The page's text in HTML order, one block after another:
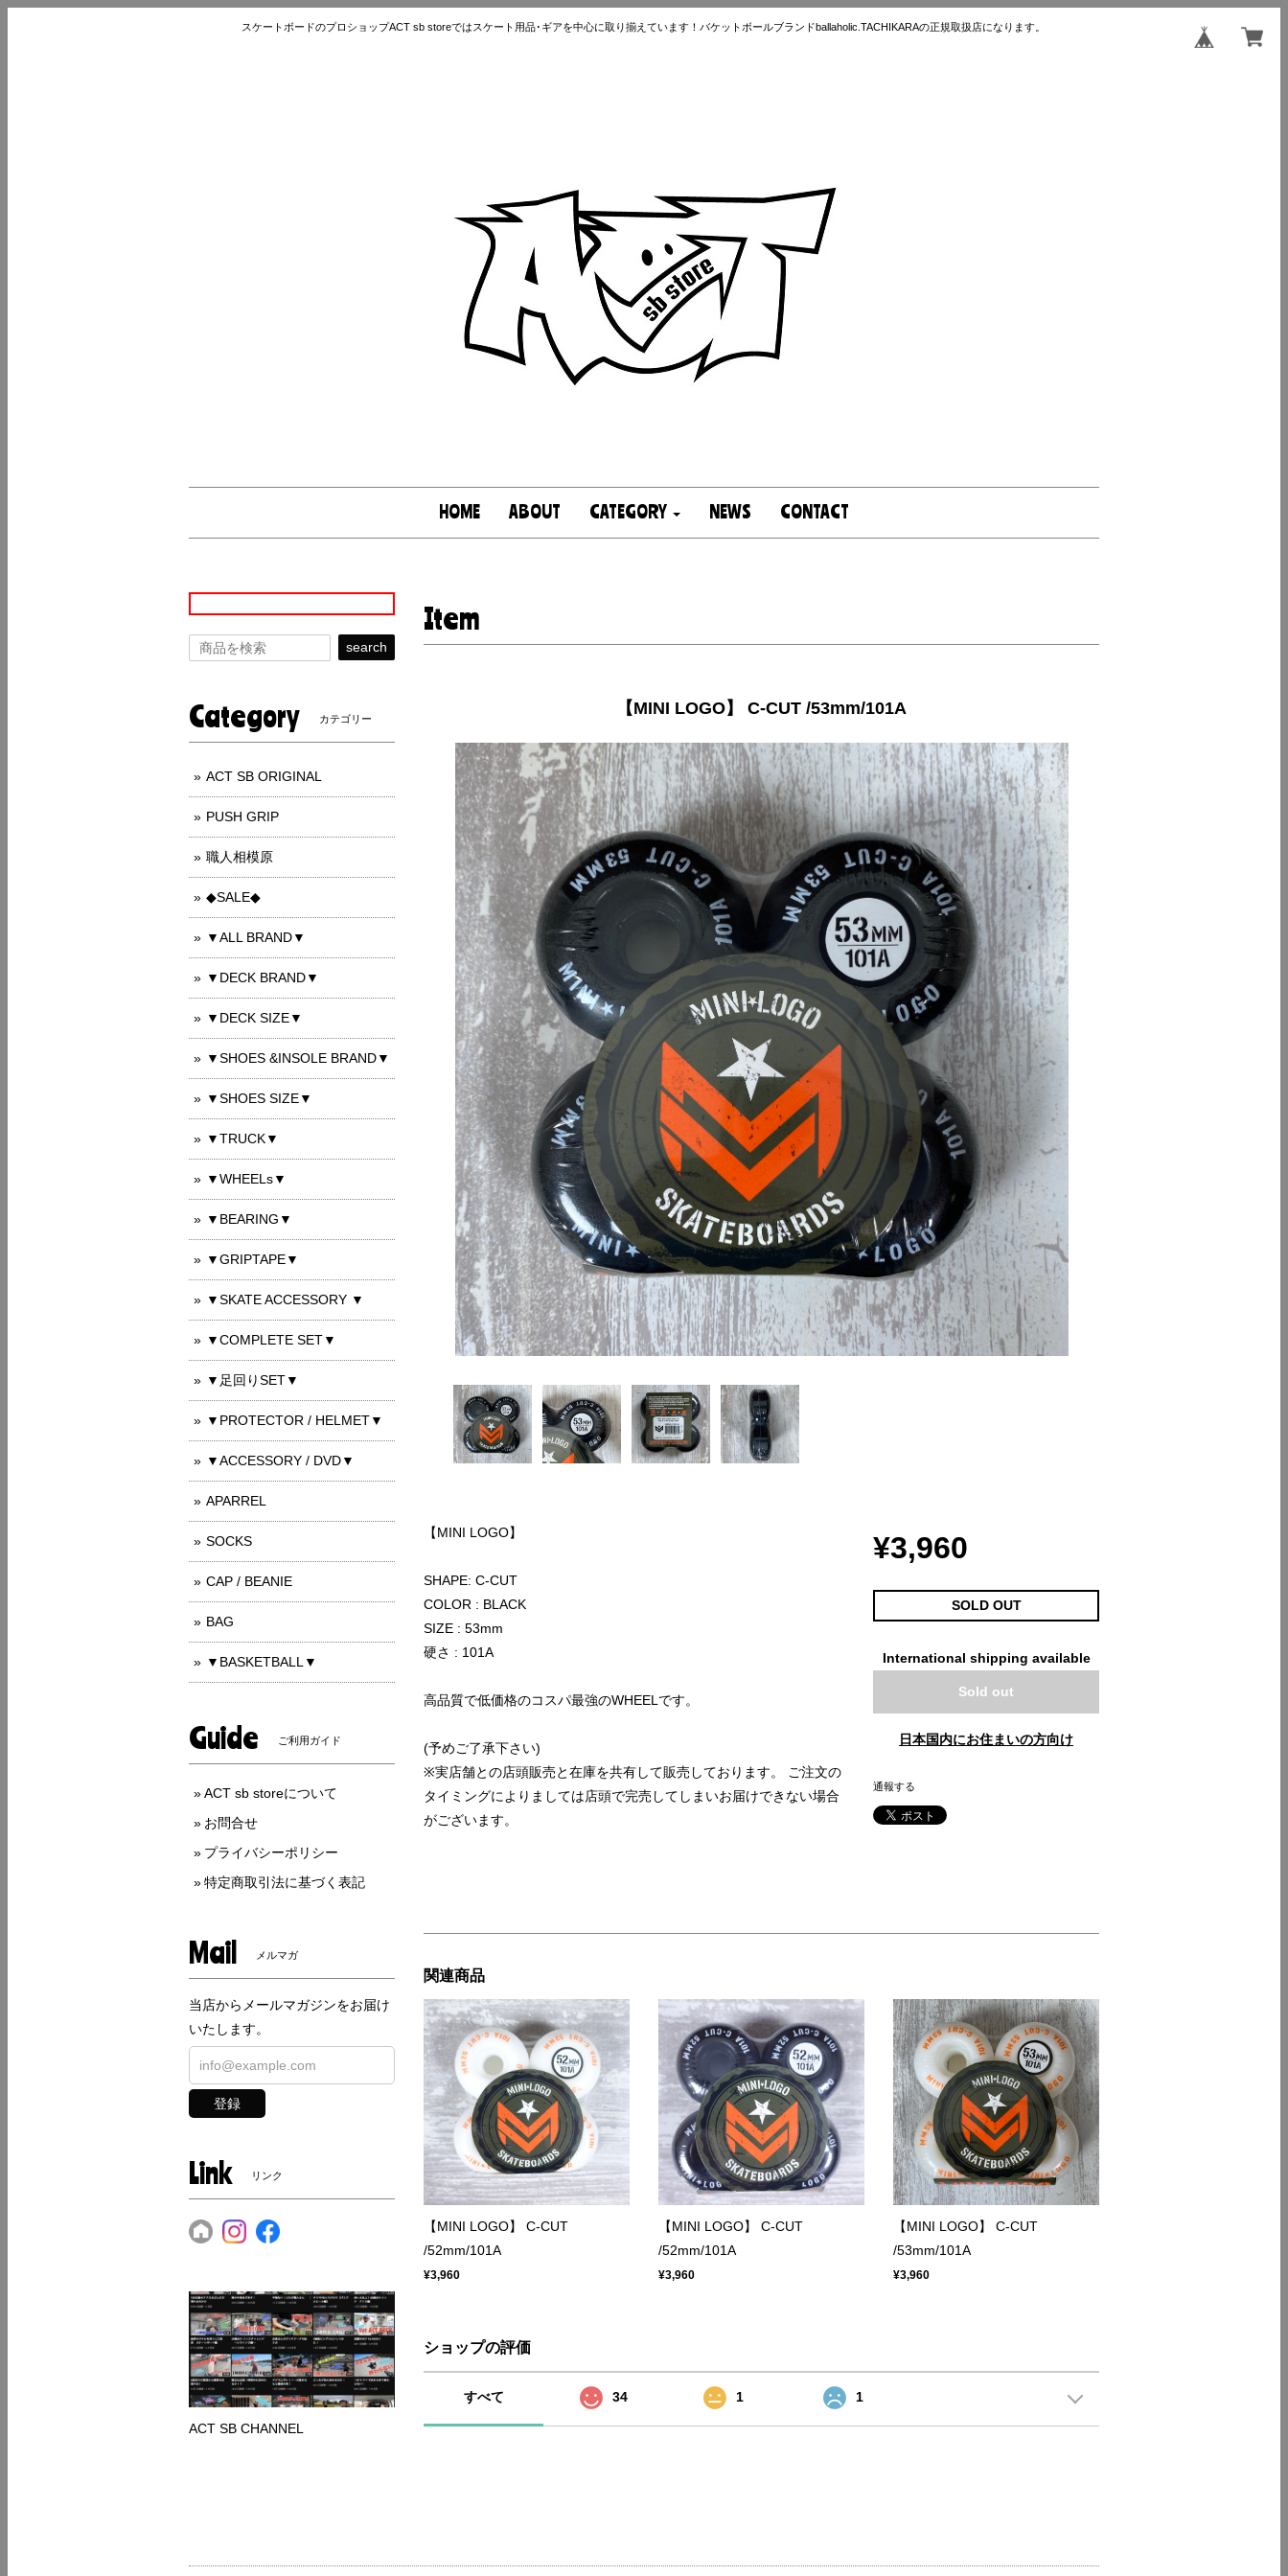
スケートボードのプロショップACT sb storeではスケート用品･ギアを中心に取り揃えています！バケットボールブランドballaholic.TACHIKARAの正規取扱店になります。
HOME ABOUT CATEGORY NEWS CONTACT
Item
【MINI LOGO】 C-CUT /53mm/101A
【MINI LOGO】
SHAPE: C-CUT
COLOR : BLACK
SIZE : 53mm
硬さ : 101A
高品質で低価格のコスパ最強のWHEELです。
(予めご了承下さい)
※実店舗との店頭販売と在庫を共有して販売しております。 ご注文の
タイミングによりましては店頭で完売してしまいお届けできない場合
がございます。
¥3,960
SOLD OUT
International shipping available
Sold out
日本国内にお住まいの方向け
通報する
関連商品
【MINI LOGO】 C-CUT
/52mm/101A
¥3,960
【MINI LOGO】 C-CUT
/52mm/101A
¥3,960
【MINI LOGO】 C-CUT
/53mm/101A
¥3,960
ショップの評価
すべて 34 1 1
search
Category カテゴリー
ACT SB ORIGINAL
PUSH GRIP
職人相模原
◆SALE◆
▼ALL BRAND▼
▼DECK BRAND▼
▼DECK SIZE▼
▼SHOES &INSOLE BRAND▼
▼SHOES SIZE▼
▼TRUCK▼
▼WHEELs▼
▼BEARING▼
▼GRIPTAPE▼
▼SKATE ACCESSORY ▼
▼COMPLETE SET▼
▼足回りSET▼
▼PROTECTOR / HELMET▼
▼ACCESSORY / DVD▼
APARREL
SOCKS
CAP / BEANIE
BAG
▼BASKETBALL▼
Guide ご利用ガイド
ACT sb storeについて
お問合せ
プライバシーポリシー
特定商取引法に基づく表記
Mail メルマガ
当店からメールマガジンをお届け
いたします。
登録
Link リンク
ACT SB CHANNEL